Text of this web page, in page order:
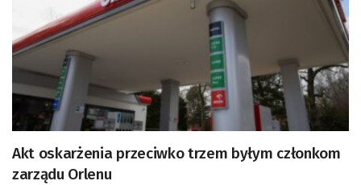
Akt oskarżenia przeciwko trzem byłym członkom
zarządu Orlenu